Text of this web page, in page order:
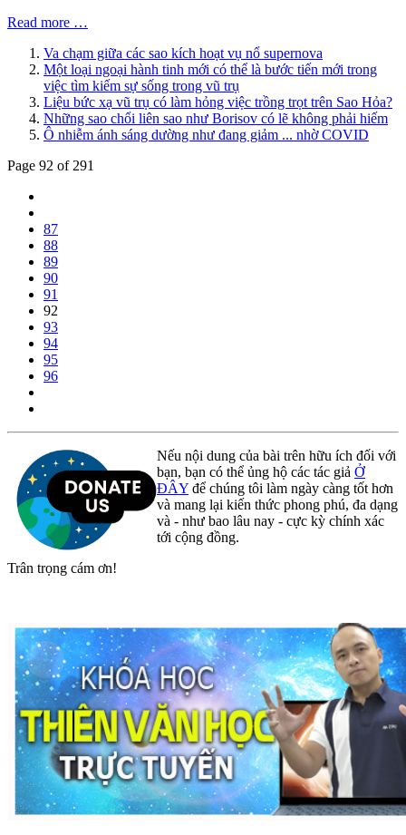
Read more …
Va chạm giữa các sao kích hoạt vụ nổ supernova
Một loại ngoại hành tinh mới có thể là bước tiến mới trong
việc tìm kiếm sự sống trong vũ trụ
Liệu bức xạ vũ trụ có làm hỏng việc trồng trọt trên Sao Hỏa?
Những sao chổi liên sao như Borisov có lẽ không phải hiếm
Ô nhiễm ánh sáng dường như đang giảm ... nhờ COVID
Page 92 of 291
87
88
89
90
91
92
93
94
95
96
Nếu nội dung của bài trên hữu ích đối với
bạn, bạn có thể ủng hộ các tác giả Ở
ĐÂY để chúng tôi làm ngày càng tốt hơn
và mang lại kiến thức phong phú, đa dạng
và - như bao lâu nay - cực kỳ chính xác
tới cộng đồng.
Trân trọng cám ơn!